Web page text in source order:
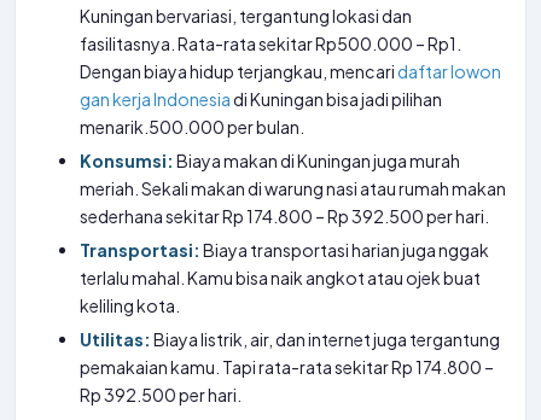
Kuningan bervariasi, tergantung lokasi dan
fasilitasnya. Rata-rata sekitar Rp500.000 – Rp1.
Dengan biaya hidup terjangkau, mencari daftar lowon
gan kerja Indonesiadi Kuningan bisa jadi pilihan
menarik.500.000 per bulan.
Konsumsi: Biaya makan di Kuningan juga murah
meriah. Sekali makan di warung nasi atau rumah makan
sederhana sekitar Rp 174.800 – Rp 392.500 per hari.
Transportasi: Biaya transportasi harian juga nggak
terlalu mahal. Kamu bisa naik angkot atau ojek buat
keliling kota.
Utilitas: Biaya listrik, air, dan internet juga tergantung
pemakaian kamu. Tapi rata-rata sekitar Rp 174.800 –
Rp 392.500 per hari.